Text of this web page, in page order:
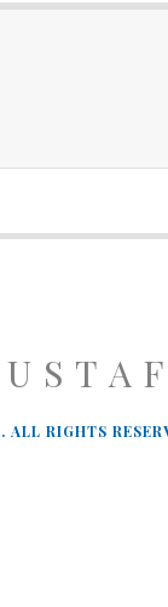
ALL RIGHTS